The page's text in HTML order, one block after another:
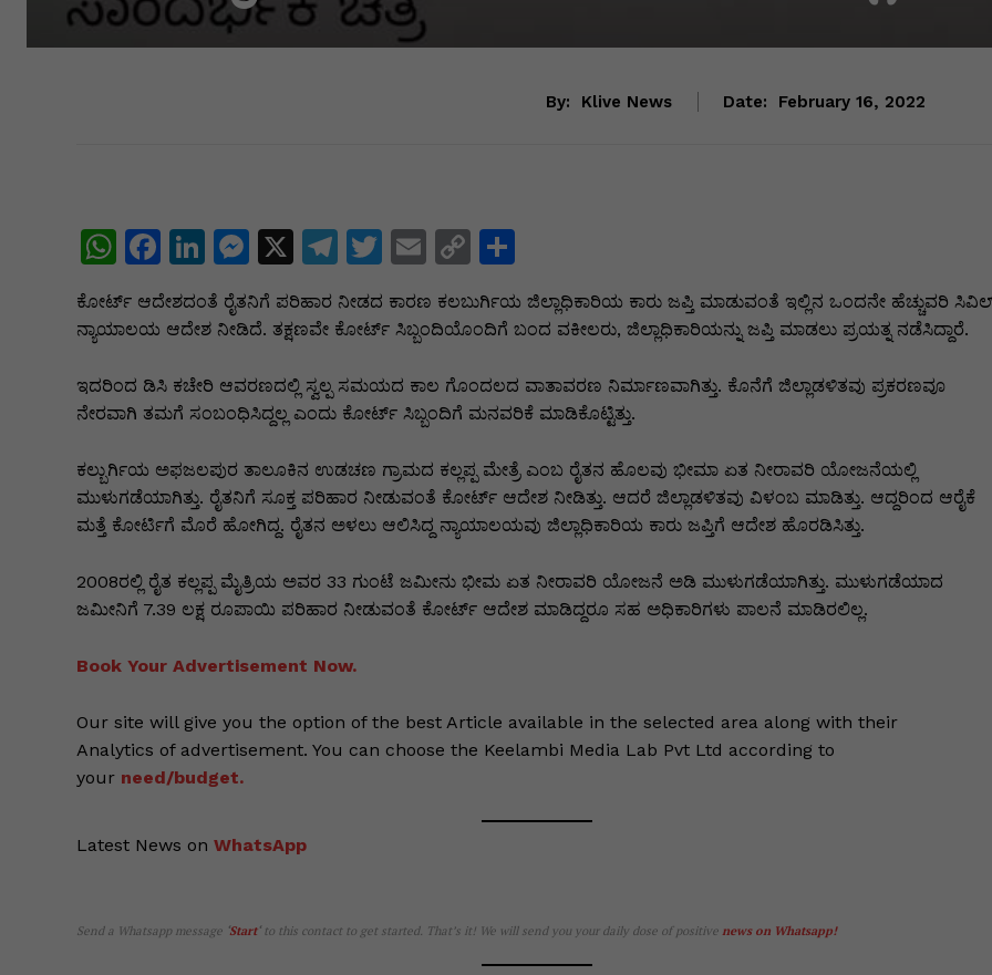
By: Klive News Date: February 16, 2022
W
at
A
p
p
F
a
c
b
o
o
k
Li
n
k
dI
n
M
e
s
e
n
g
er
X
T
e
a
m
T
itt
er
E
m
ai
C
p
Li
n
k
S
ar
ಕೋರ್ಟ್ ಆದೇಶದಂತೆ ರೈತನಿಗೆ ಪರಿಹಾರ ನೀಡದ ಕಾರಣ ಕಲಬುರ್ಗಿಯ ಜಿಲ್ಲಾಧಿಕಾರಿಯ ಕಾರು ಜಪ್ತಿ ಮಾಡುವಂತೆ ಇಲ್ಲಿನ ಒಂದನೇ ಹೆಚ್ಚುವರಿ
ನ್ಯಾಯಾಲಯ ಆದೇಶ ನೀಡಿದೆ. ತಕ್ಷಣವೇ ಕೋರ್ಟ್ ಸಿಬ್ಬಂದಿಯೊಂದಿಗೆ ಬಂದ ವಕೀಲರು, ಜಿಲ್ಲಾಧಿಕಾರಿಯನ್ನು ಜಪ್ತಿ ಮಾಡಲು ಪ್ರಯತ್ನ ನಡೆಸಿದ್ದಾರೆ.
ಇದರಿಂದ ಡಿಸಿ ಕಚೇರಿ ಆವರಣದಲ್ಲಿ ಸ್ವಲ್ಪ ಸಮಯದ ಕಾಲ ಗೊಂದಲದ ವಾತಾವರಣ ನಿರ್ಮಾಣವಾಗಿತ್ತು. ಕೊನೆಗೆ ಜಿಲ್ಲಾಡಳಿತವು ಪ್ರಕರಣವೂ
ನೇರವಾಗಿ ತಮಗೆ ಸಂಬಂಧಿಸಿದ್ದಲ್ಲ ಎಂದು ಕೋರ್ಟ್ ಸಿಬ್ಬಂದಿಗೆ ಮನವರಿಕೆ ಮಾಡಿಕೊಟ್ಟಿತ್ತು.
ಕಲ್ಬುರ್ಗಿಯ ಅಫಜಲಪುರ ತಾಲೂಕಿನ ಉಡಚಣ ಗ್ರಾಮದ ಕಲ್ಲಪ್ಪ ಮೇತ್ರೆ ಎಂಬ ರೈತನ ಹೊಲವು ಭೀಮಾ ಏತ ನೀರಾವರಿ ಯೋಜನೆಯಲ್ಲಿ
ಮುಳುಗಡೆಯಾಗಿತ್ತು. ರೈತನಿಗೆ ಸೂಕ್ತ ಪರಿಹಾರ ನೀಡುವಂತೆ ಕೋರ್ಟ್ ಆದೇಶ ನೀಡಿತ್ತು. ಆದರೆ ಜಿಲ್ಲಾಡಳಿತವು ವಿಳಂಬ ಮಾಡಿತ್ತು. ಆದ್ದರಿಂದ ಆರೈಕೆ
ಮತ್ತೆ ಕೋರ್ಟಿಗೆ ಮೊರೆ ಹೋಗಿದ್ದ. ರೈತನ ಅಳಲು ಆಲಿಸಿದ್ದ ನ್ಯಾಯಾಲಯವು ಜಿಲ್ಲಾಧಿಕಾರಿಯ ಕಾರು ಜಪ್ತಿಗೆ ಆದೇಶ ಹೊರಡಿಸಿತ್ತು.
2008ರಲ್ಲಿ ರೈತ ಕಲ್ಲಪ್ಪ ಮೈತ್ರಿಯ ಅವರ 33 ಗುಂಟೆ ಜಮೀನು ಭೀಮ ಏತ ನೀರಾವರಿ ಯೋಜನೆ ಅಡಿ ಮುಳುಗಡೆಯಾಗಿತ್ತು. ಮುಳುಗಡೆಯಾದ
ಜಮೀನಿಗೆ 7.39 ಲಕ್ಷ ರೂಪಾಯಿ ಪರಿಹಾರ ನೀಡುವಂತೆ ಕೋರ್ಟ್ ಆದೇಶ ಮಾಡಿದ್ದರೂ ಸಹ ಅಧಿಕಾರಿಗಳು ಪಾಲನೆ ಮಾಡಿರಲಿಲ್ಲ.
Book Your Advertisement Now.
Our site will give you the option of the best Article available in the selected area along with their
Analytics of advertisement. You can choose the Keelambi Media Lab Pvt Ltd according to
your need/budget.
Latest News on WhatsApp
Send a Whatsapp message Start‘ to this contact to get started. That’s it! We will send you your daily dose of positive news on Whatsapp!